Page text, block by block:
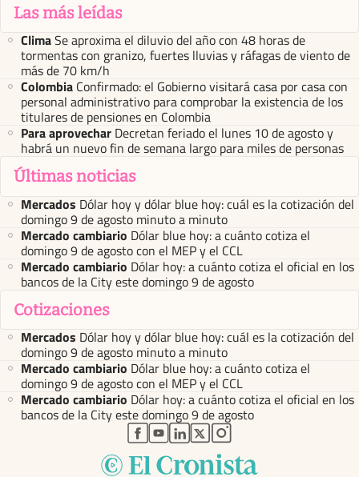
Las más leídas
ClimaSe aproxima el diluvio del año con 48 horas de
tormentas con granizo, fuertes lluvias y ráfagas de viento de
más de 70 km/h
Colombia Confirmado: el Gobierno visitará casa por casa con
personal administrativo para comprobar la existencia de los
titulares de pensiones en Colombia
Para aprovechar Decretan feriado el lunes 10 de agosto y
habrá un nuevo fin de semana largo para miles de personas
Últimas noticias
Mercados Dólar hoy y dólar blue hoy: cuál es la cotización del
domingo 9 de agosto minuto a minuto
Mercado cambiario Dólar blue hoy: a cuánto cotiza el
domingo 9 de agosto con el MEP y el CCL
Mercado cambiario Dólar hoy: a cuánto cotiza el oficial en los
bancos de la City este domingo 9 de agosto
Cotizaciones
Mercados Dólar hoy y dólar blue hoy: cuál es la cotización del
domingo 9 de agosto minuto a minuto
Mercado cambiario Dólar blue hoy: a cuánto cotiza el
domingo 9 de agosto con el MEP y el CCL
Mercado cambiario Dólar hoy: a cuánto cotiza el oficial en los
bancos de la City este domingo 9 de agosto
abre en nueva pestaña
abre en nueva pestaña
abre en nueva pestaña
abre en nueva pestaña
abre en nueva pestaña